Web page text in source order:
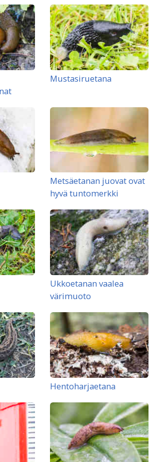
Mustasiruetana
Metsäetanan juovat ovat
hyvä tuntomerkki
Ukkoetanan vaalea
värimuoto
Hentoharjaetana